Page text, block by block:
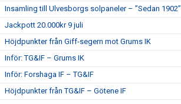
Insamling till Ulvesborgs solpaneler – ”Sedan 1902”
Jackpott 20.000kr 9 juli
Höjdpunkter från Giff-segern mot Grums IK
Inför: TG&IF – Grums IK
Inför: Forshaga IF – TG&IF
Höjdpunkter från TG&IF – Götene IF